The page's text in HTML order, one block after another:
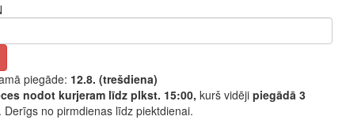
piegāde: 12.8. (trešdiena)
nodot kurjeram līdz plkst. 15:00, kurš vidēji piegādā 3
. Derīgs no pirmdienas līdz piektdienai.